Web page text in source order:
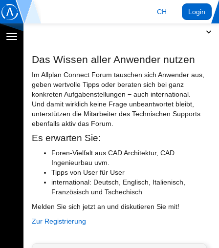
CH Login
Navigation
Das Wissen aller Anwender nutzen
Im Allplan Connect Forum tauschen sich Anwender aus,
geben wertvolle Tipps oder beraten sich bei ganz
konkreten Aufgabenstellungen − auch international.
Und damit wirklich keine Frage unbeantwortet bleibt,
unterstützen die Mitarbeiter des Technischen Supports
ebenfalls aktiv das Forum.
Es erwarten Sie:
Foren-Vielfalt aus CAD Architektur, CAD
Ingenieurbau uvm.
Tipps von User für User
international: Deutsch, Englisch, Italienisch,
Französisch und Tschechisch
Melden Sie sich jetzt an und diskutieren Sie mit!
Zur Registrierung